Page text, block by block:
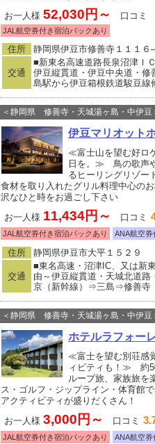
お一人様 52,030円～ 口コミ
JAL航空券付き宿泊パックあり
住所 静岡県伊豆市修善寺１１１６
交通
■新東名高速道路長泉沼津Ｉ
伊豆縦貫道・伊豆中央道・
島駅から伊豆箱根鉄道駿豆線
＜静岡県 修善寺・天城湯ヶ島・中伊
伊豆マリオット
≪富士山を望む好ロ
日を。≫ 鳥の歌声
るヒーリングリゾー
食材を取り入れたグリル料理中心の
沢なひと時をお過ごし下さい
お一人様 11,434円～ 口コミ
JAL航空券付き宿泊パックあり ANA航空券
住所 静岡県伊豆市大平１５２９
交通
■東名高速・沼津IC、又は新
由～伊豆縦貫道・天城北道
京（新幹線）⇒三島⇒修善寺
＜静岡県 修善寺・天城湯ヶ島・中伊
ホテルラフォー
≪富士を望む別荘感
ィビティも！≫ 約
ループ旅、家族旅を
ス・ゴルフ・ジップライン・体育館
アクティビティが盛りだくさん！
お一人様 3,000円～ 口コミ
JAL航空券付き宿泊パックあり ANA航空券